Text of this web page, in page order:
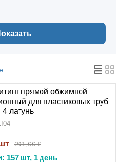
прямой обжимной
для пластиковых труб
4 латунь
291,66 ₽
157 шт, 1 день